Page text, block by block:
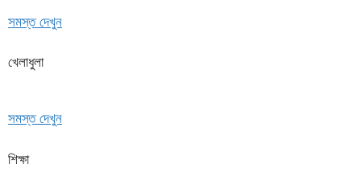
সমস্ত দেখুন
খেলাধুলা
সমস্ত দেখুন
শিক্ষা